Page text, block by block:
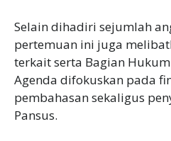
‎Selain dihadiri sejumlah
pertemuan ini juga
terkait serta Bagian
Agenda difokuskan pada
pembahasan sekaligus
Pansus.